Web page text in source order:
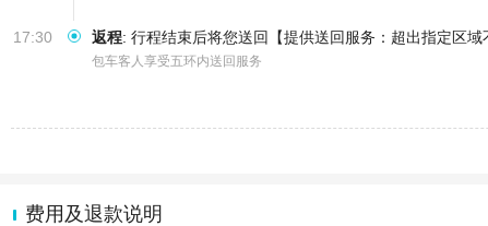
17:30 返程: 行程结束后将您送回【提供送回服务：超出指定区域
包车客人享受五环内送回服务
费用及退款说明